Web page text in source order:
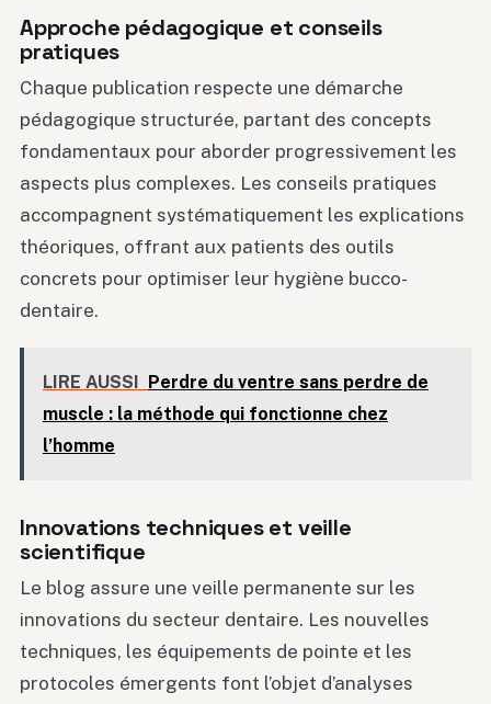
Approche pédagogique et conseils
pratiques
Chaque publication respecte une démarche
pédagogique structurée, partant des concepts
fondamentaux pour aborder progressivement les
aspects plus complexes. Les conseils pratiques
accompagnent systématiquement les explications
théoriques, offrant aux patients des outils
concrets pour optimiser leur hygiène bucco-
dentaire.
LIRE AUSSI Perdre du ventre sans perdre de
muscle : la méthode qui fonctionne chez
l’homme
Innovations techniques et veille
scientifique
Le blog assure une veille permanente sur les
innovations du secteur dentaire. Les nouvelles
techniques, les équipements de pointe et les
protocoles émergents font l’objet d’analyses